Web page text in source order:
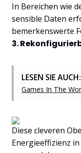
In Bereichen wie
sensible Daten
bemerkenswerte
3.
LESEN SIE AUCH:
Games In The
Diese cleveren
Energieeffizienz